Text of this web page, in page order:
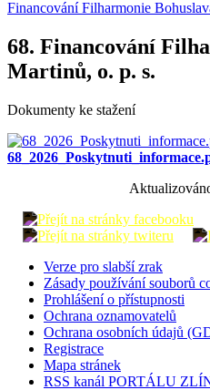
Financování Filharmonie
68. Financování
Martinů, o. p. s.
Dokumenty ke stažení
Verze pro slabší zrak
Zásady používání souborů
Prohlášení o přístupnosti
Ochrana oznamovatelů
Ochrana osobních údajů
Registrace
Mapa stránek
RSS kanál PORTÁLU